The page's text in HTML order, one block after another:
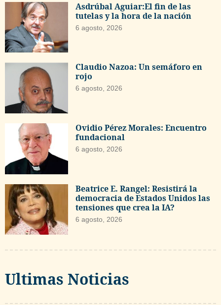
Asdrúbal Aguiar:El fin de las
tutelas y la hora de la nación
6 agosto, 2026
Claudio Nazoa: Un semáforo en
rojo
6 agosto, 2026
Ovidio Pérez Morales: Encuentro
fundacional
6 agosto, 2026
Beatrice E. Rangel: Resistirá la
democracia de Estados Unidos las
tensiones que crea la IA?
6 agosto, 2026
Ultimas Noticias